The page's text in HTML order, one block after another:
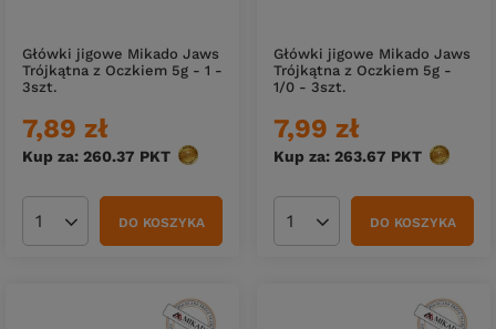
Główki jigowe Mikado Jaws
Trójkątna z Oczkiem 5g - 1 -
3szt.
7,89 zł
Kup za: 260.37 PKT punktów
Ilość produktówDO KOSZYKA
Główki jigowe Mikado Jaws
Trójkątna z Oczkiem 5g -
1/0 - 3szt.
7,99 zł
Kup za: 263.67 PKT punktów
Ilość produktówDO KOSZYKA